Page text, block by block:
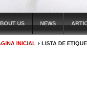
US NEWS
INICIAL LISTA DE